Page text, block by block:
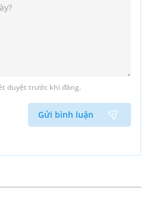
duyệt trước khi đăng.
Gửi bình luận